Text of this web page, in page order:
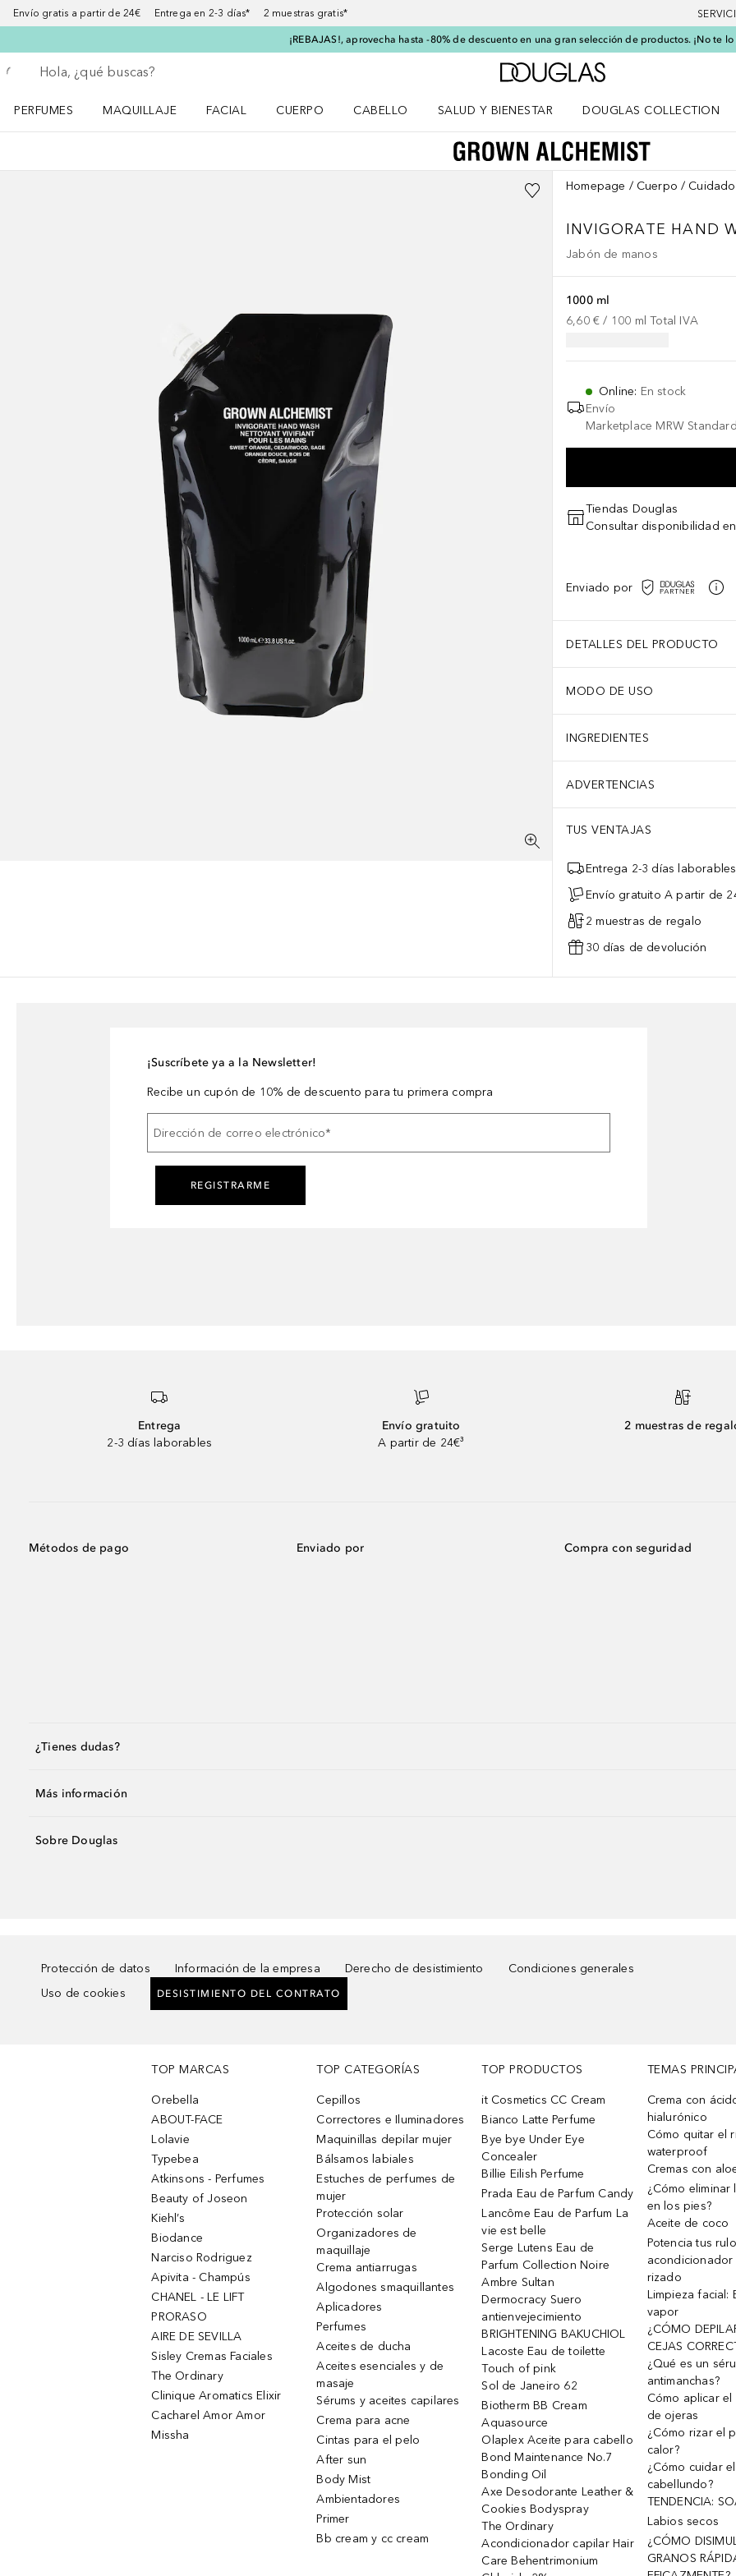
Envío gratis a partir de 24€ Entrega en 2-3 días* 2 muestras gratis*
¡REBAJAS!, aprovecha hasta -80% de descuento en una gran selección de productos. ¡No te
Regresar
Ejecutar búsqueda
A Douglas Home
PERFUMES
MAQUILLAJE
FACIAL
CUERPO
CABELLO
SALUD Y BIENESTAR
DOUGLAS COLLECTION
Homepage Cuerpo
INVIGORATE HAND
Jabón de manos
1000 ml
6,60 € / 100 ml Total IVA
Online: En stock
Envío
Marketplace MRW
Tiendas Douglas
Consultar disponibilidad
Enviado por
DETALLES DEL PRODUCTO
MODO DE USO
INGREDIENTES
ADVERTENCIAS
TUS VENTAJAS
Entrega 2-3 días laborables
Envío gratuito A partir de
2 muestras de regalo
30 días de devolución
¡Suscríbete ya a la Newsletter!
Recibe un cupón de 10% de descuento para tu primera compra
Dirección de correo electrónico*
REGISTRARME
Entrega
2-3 días laborables
Envío gratuito
A partir de 24€³
2 muestras de
Métodos de pago Enviado por Compra con seguridad
¿Tienes dudas?
Más información
Sobre Douglas
Protección de datos Información de la empresa Derecho de desistimiento
Condiciones generales
Uso de cookies
DESISTIMIENTO DEL CONTRATO
TOP MARCAS
Orebella
ABOUT-FACE
Lolavie
Typebea
Atkinsons - Perfumes
Beauty of Joseon
Kiehl’s
Biodance
Narciso Rodriguez
Apivita - Champús
CHANEL - LE LIFT
PRORASO
AIRE DE SEVILLA
Sisley Cremas Faciales
The Ordinary
Clinique Aromatics Elixir
Cacharel Amor Amor
Missha
TOP CATEGORÍAS
Cepillos
Correctores e Iluminadores
Maquinillas depilar mujer
Bálsamos labiales
Estuches de perfumes de
mujer
Protección solar
Organizadores de
maquillaje
Crema antiarrugas
Algodones smaquillantes
Aplicadores
Perfumes
Aceites de ducha
Aceites esenciales y de
masaje
Sérums y aceites capilares
Crema para acne
Cintas para el pelo
After sun
Body Mist
Ambientadores
Primer
Bb cream y cc cream
TOP PRODUCTOS
it Cosmetics CC Cream
Bianco Latte Perfume
Bye bye Under Eye
Concealer
Billie Eilish Perfume
Prada Eau de Parfum Candy
Lancôme Eau de Parfum La
vie est belle
Serge Lutens Eau de
Parfum Collection Noire
Ambre Sultan
Dermocracy Suero
antienvejecimiento
BRIGHTENING BAKUCHIOL
Lacoste Eau de toilette
Touch of pink
Sol de Janeiro 62
Biotherm BB Cream
Aquasource
Olaplex Aceite para cabello
Bond Maintenance No.7
Bonding Oil
Axe Desodorante Leather &
Cookies Bodyspray
The Ordinary
Acondicionador capilar Hair
Care Behentrimonium
TEMAS
Crema con
hialurónico
Cómo quitar el
waterproof
Cremas con
¿Cómo eliminar
en los pies?
Aceite de coco
Potencia tus
rizado
Limpieza facial:
vapor
¿CÓMO
CEJAS
¿Qué es un
antimanchas?
Cómo aplicar
de ojeras
¿Cómo rizar el
calor?
¿Cómo cuidar
cabellundo?
TENDENCIA:
Labios secos
¿CÓMO
GRANOS